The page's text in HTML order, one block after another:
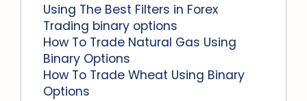
Using The Best Filters in Forex
Trading binary options
How To Trade Natural Gas Using
Binary Options
How To Trade Wheat Using Binary
Options